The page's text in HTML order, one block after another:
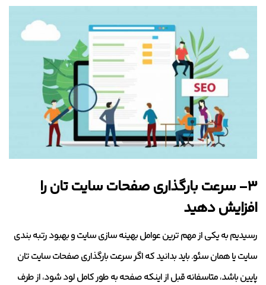
۳- سرعت بارگذاری صفحات سایت تان را
افزایش دهید
رسیدیم به یکی از مهم ترین عوامل بهینه سازی سایت و بهبود رتبه بندی
سایت یا همان سئو. باید بدانید که اگر سرعت بارگذاری صفحات سایت تان
پایین باشد، متاسفانه قبل از اینکه صفحه به طور کامل لود شود، از طرف